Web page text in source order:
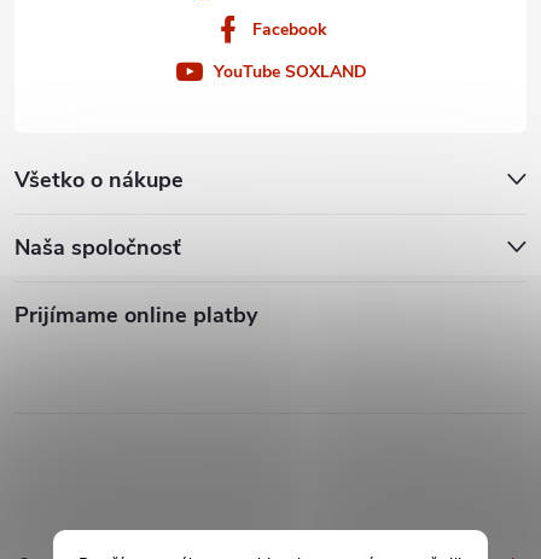
Facebook
YouTube SOXLAND
Všetko o nákupe
Naša spoločnosť
Prijímame online platby